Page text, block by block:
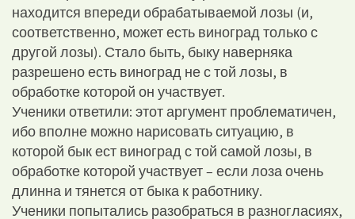
находится впереди обрабатываемой лозы (и,
соответственно, может есть виноград только с
другой лозы). Стало быть, быку наверняка
разрешено есть виноград не с той лозы, в
обработке которой он участвует.
Ученики ответили: этот аргумент проблематичен,
ибо вполне можно нарисовать ситуацию, в
которой бык ест виноград с той самой лозы, в
обработке которой участвует – если лоза очень
длинна и тянется от быка к работнику.
Ученики попытались разобраться в разногласиях,